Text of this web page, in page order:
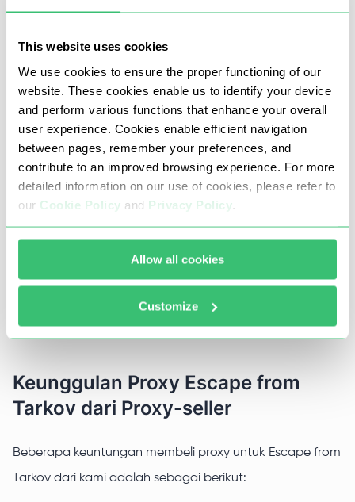
This website uses cookies
We use cookies to ensure the proper functioning of our
website. These cookies enable us to identify your device
and perform various functions that enhance your overall
user experience. Cookies enable efficient navigation
between pages, remember your preferences, and
contribute to an improved browsing experience. For more
detailed information on our use of cookies, please refer to
our Cookie Policy and Privacy Policy
Allow all cookies
Customize
menggunakan proxy untuk Escape
from Tarkov
Masalah utama dengan Escape from Tarkov adalah
kurangnya perangkat keras server yang memadai, tetapi
ini dapat diatasi dengan membeli proxy pribadi yang
akan membantu:
Meningkatkan stabilitas koneksi Anda, menghilangkan
Mengurangi kelambatan dan lag dengan
Keunggulan Proxy Escape from
Tarkov dari Proxy-seller
Beberapa keuntungan membeli proxy untuk Escape from
Tarkov dari kami adalah sebagai berikut: